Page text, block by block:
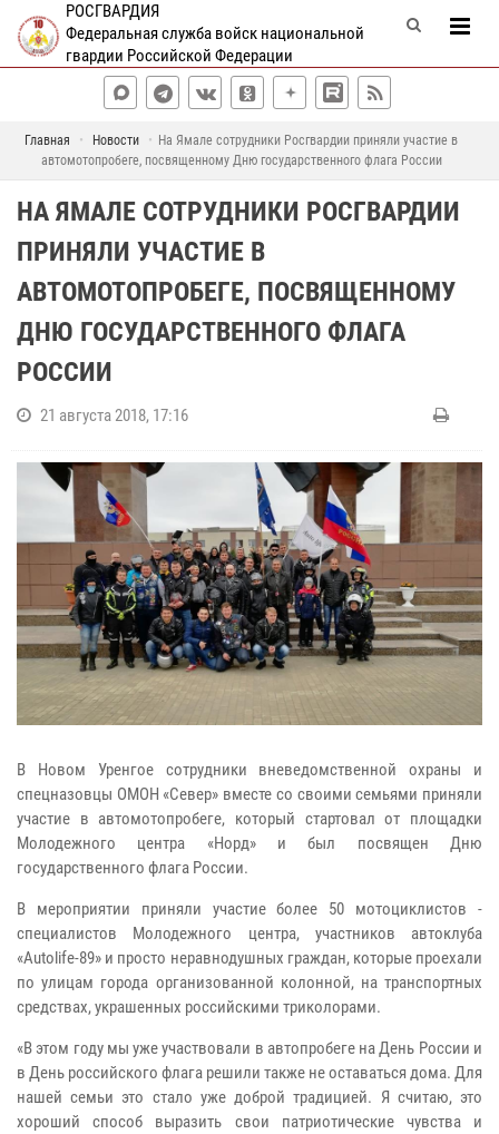
РОСГВАРДИЯ
Федеральная служба войск национальной
гвардии Российской Федерации
Главная Новости
На Ямале сотрудники Росгвардии приняли участие в
автомотопробеге, посвященному Дню государственного флага России
НА ЯМАЛЕ СОТРУДНИКИ РОСГВАРДИИ
ПРИНЯЛИ УЧАСТИЕ В
АВТОМОТОПРОБЕГЕ, ПОСВЯЩЕННОМУ
ДНЮ ГОСУДАРСТВЕННОГО ФЛАГА
РОССИИ
21 августа 2018, 17:16
В Новом Уренгое сотрудники вневедомственной охраны и
спецназовцы ОМОН «Север» вместе со своими семьями приняли
участие в автомотопробеге, который стартовал от площадки
Молодежного центра «Норд» и был посвящен Дню
государственного флага России.
В мероприятии приняли участие более 50 мотоциклистов -
специалистов Молодежного центра, участников автоклуба
«Autolife-89» и просто неравнодушных граждан, которые проехали
по улицам города организованной колонной, на транспортных
средствах, украшенных российскими триколорами.
«В этом году мы уже участвовали в автопробеге на День России и
в День российского флага решили также не оставаться дома. Для
нашей семьи это стало уже доброй традицией. Я считаю, это
хороший способ выразить свои патриотические чувства и